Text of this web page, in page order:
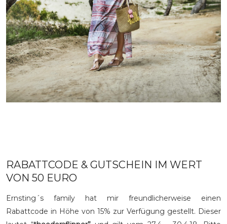
RABATTCODE & GUTSCHEIN IM WERT
VON 50 EURO
Ernsting´s family hat mir freundlicherweise einen
Rabattcode in Höhe von 15% zur Verfügung gestellt. Dieser